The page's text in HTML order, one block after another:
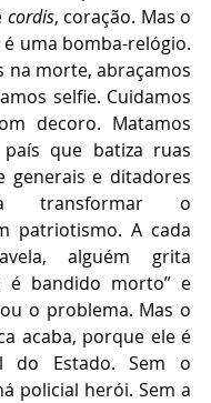
cordis, coração. Mas o
uma bomba-relógio.
na morte, abraçamos
selfie. Cuidamos
decoro. Matamos
que batiza ruas
generais e ditadores
transformar o
patriotismo. A cada
alguém grita
é bandido morto” e
o problema. Mas o
acaba, porque ele é
do Estado. Sem o
policial herói. Sem a